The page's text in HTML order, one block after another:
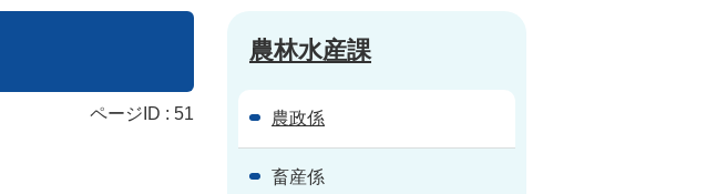
ページID : 51
農林水産課
農政係
畜産係